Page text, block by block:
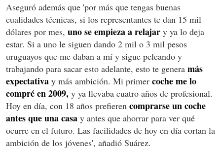
Aseguró además que 'por más que tengas buenas
cualidades técnicas, si los representantes te dan 15 mil
dólares por mes, uno se empieza a relajar y ya lo deja
estar. Si a uno le siguen dando 2 mil o 3 mil pesos
uruguayos que me daban a mí y sigue peleando y
trabajando para sacar esto adelante, esto te genera más
expectativa y más ambición. Mi primer coche me lo
compré en 2009, y ya llevaba cuatro años de profesional.
Hoy en día, con 18 años prefieren comprarse un coche
antes que una casa y antes que ahorrar para ver qué
ocurre en el futuro. Las facilidades de hoy en día cortan la
ambición de los jóvenes', añadió Suárez.